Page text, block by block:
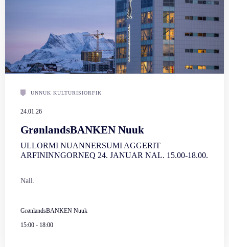
UNNUK KULTURISIORFIK
24.01.26
GrønlandsBANKEN Nuuk
ULLORMI NUANNERSUMI AGGERIT
ARFININNGORNEQ 24. JANUAR NAL. 15.00-18.00.
Nall.
GrønlandsBANKEN Nuuk
15:00 - 18:00